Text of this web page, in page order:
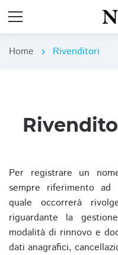
Home chevron_right Rivenditori
Per registrare un
sempre riferimento ad
quale occorrerà
riguardante la
modalità di rinnovo e
dati anagrafici,